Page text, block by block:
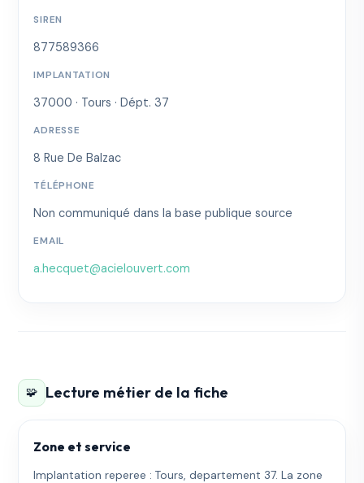
SIREN
877589366
IMPLANTATION
37000 · Tours · Dépt. 37
ADRESSE
8 Rue De Balzac
TÉLÉPHONE
Non communiqué dans la base publique source
EMAIL
a.hecquet@acielouvert.com
🧩 Lecture métier de la fiche
Zone et service
Implantation reperee : Tours, departement 37. La zone